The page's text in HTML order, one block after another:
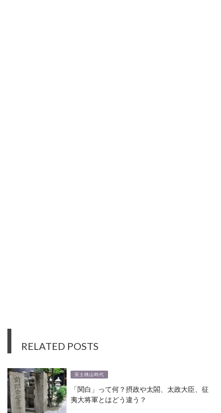
RELATED POSTS
安土桃山時代
「関白」って何？摂政や太閤、太政大臣、征
夷大将軍とはどう違う？